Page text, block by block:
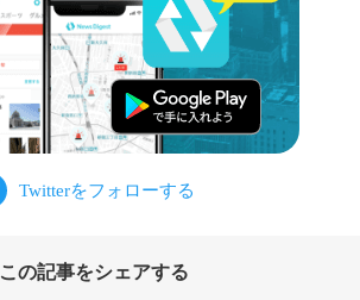
この記事をシェアする